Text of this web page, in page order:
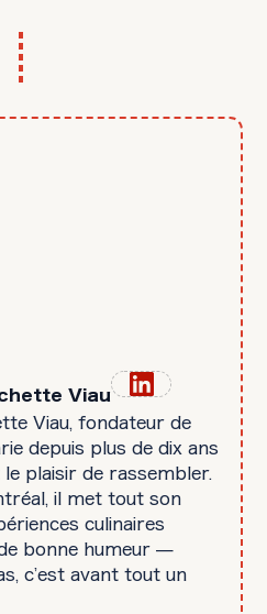
Viau
Viau, fondateur de
depuis plus de dix ans
plaisir de rassembler.
il met tout son
culinaires
bonne humeur —
c’est avant tout un